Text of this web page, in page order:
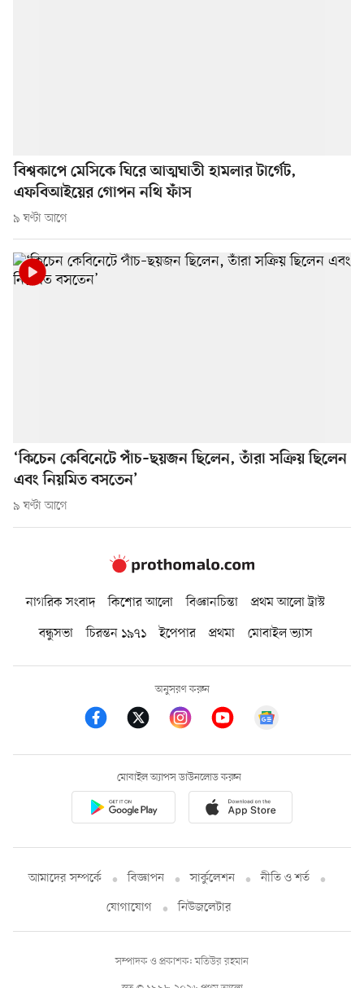
বিশ্বকাপে মেসিকে ঘিরে আত্মঘাতী হামলার টার্গেট,
এফবিআইয়ের গোপন নথি ফাঁস
৯ ঘণ্টা আগে
‘কিচেন কেবিনেটে পাঁচ–ছয়জন ছিলেন, তাঁরা সক্রিয় ছিলেন
এবং নিয়মিত বসতেন’
৯ ঘণ্টা আগে
নাগরিক সংবাদ কিশোর আলো বিজ্ঞানচিন্তা
প্রথম আলো ট্রাস্ট
বন্ধুসভা
চিরন্তন ১৯৭১ ইপেপার প্রথমা মোবাইল ভ্যাস
অনুসরণ করুন
মোবাইল অ্যাপস ডাউনলোড করুন
আমাদের সম্পর্কে বিজ্ঞাপন সার্কুলেশন
নীতি ও শর্ত
যোগাযোগ
নিউজলেটার
সম্পাদক ও প্রকাশক: মতিউর রহমান